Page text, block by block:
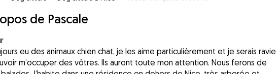
de Pascale
eu des animaux chien chat, je les aime particulièrement et je serais ravie
m’occuper des vôtres. Ils auront toute mon attention. Nous ferons de